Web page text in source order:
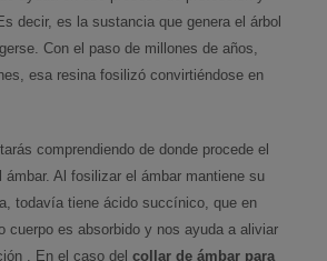
decir, es la sustancia que genera el árbol
Con el paso de millones de años,
esa resina fosilizó convirtiéndose en
comprendiendo de donde procede el
ámbar. Al fosilizar el ámbar mantiene su
todavía tiene ácido succínico, que en
cuerpo es absorbido y nos ayuda a aliviar
. En el caso delcollar de ámbar para